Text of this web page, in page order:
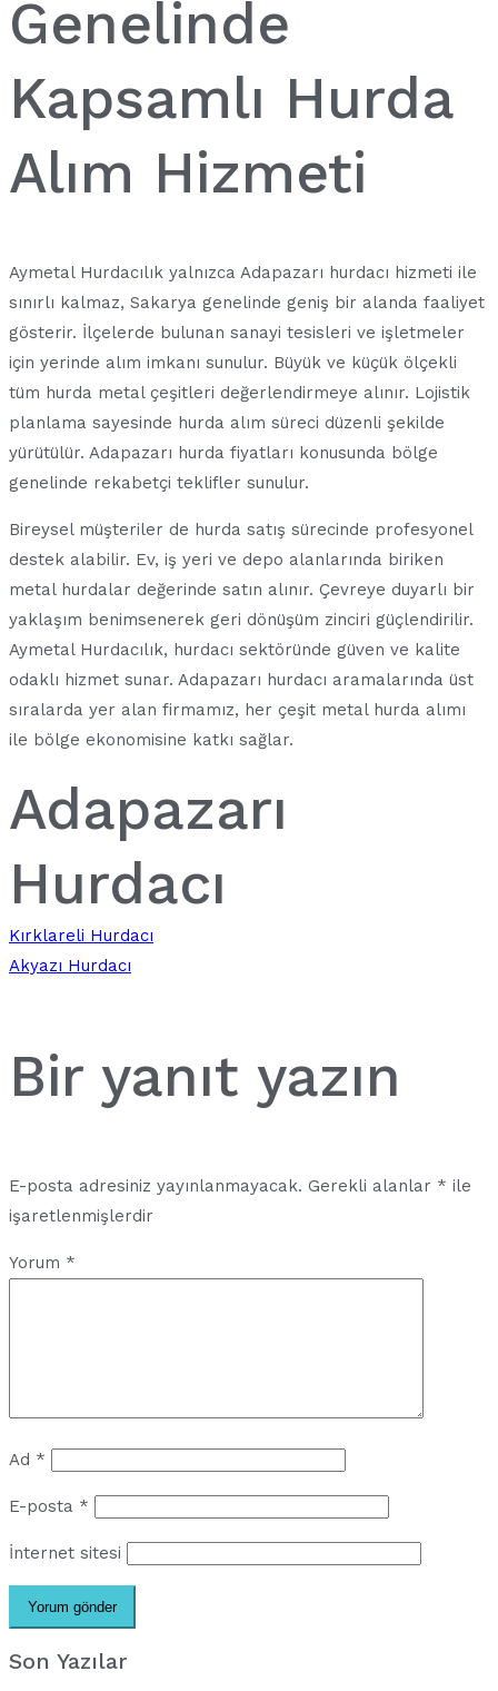
Genelinde
Kapsamlı Hurda
Alım Hizmeti
Aymetal Hurdacılık yalnızca Adapazarı hurdacı hizmeti ile
sınırlı kalmaz, Sakarya genelinde geniş bir alanda faaliyet
gösterir. İlçelerde bulunan sanayi tesisleri ve işletmeler
için yerinde alım imkanı sunulur. Büyük ve küçük ölçekli
tüm hurda metal çeşitleri değerlendirmeye alınır. Lojistik
planlama sayesinde hurda alım süreci düzenli şekilde
yürütülür. Adapazarı hurda fiyatları konusunda bölge
genelinde rekabetçi teklifler sunulur.
Bireysel müşteriler de hurda satış sürecinde profesyonel
destek alabilir. Ev, iş yeri ve depo alanlarında biriken
metal hurdalar değerinde satın alınır. Çevreye duyarlı bir
yaklaşım benimsenerek geri dönüşüm zinciri güçlendirilir.
Aymetal Hurdacılık, hurdacı sektöründe güven ve kalite
odaklı hizmet sunar. Adapazarı hurdacı aramalarında üst
sıralarda yer alan firmamız, her çeşit metal hurda alımı
ile bölge ekonomisine katkı sağlar.
Adapazarı
Hurdacı
Yazı
Kırklareli Hurdacı
Akyazı Hurdacı
Bir yanıt yazın
E-posta adresiniz yayınlanmayacak. Gerekli alanlar * ile
işaretlenmişlerdir
Yorum *
Ad *
E-posta *
İnternet sitesi
Son Yazılar